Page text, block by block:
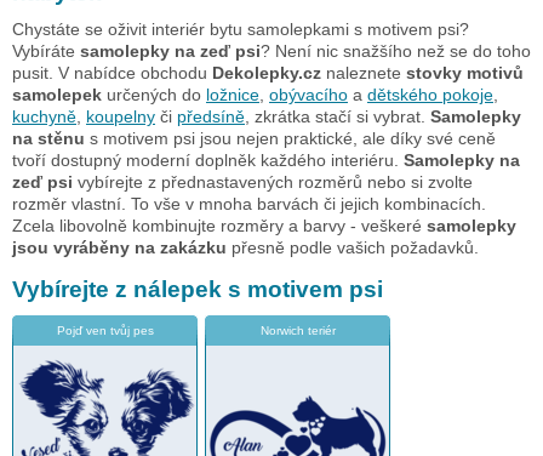
Chystáte se oživit interiér bytu samolepkami s motivem psi?
Vybíráte samolepky na zeď psi? Není nic snažšího než se do toho
pusit. V nabídce obchodu Dekolepky.cz naleznete stovky motivů
samolepek určených do ložnice obývacího a dětského pokoje
kuchyně koupelny či předsíně , zkrátka stačí si vybrat. Samolepky
na stěnu s motivem psi jsou nejen praktické, ale díky své ceně
tvoří dostupný moderní doplněk každého interiéru. Samolepky na
zeď psi vybírejte z přednastavených rozměrů nebo si zvolte
rozměr vlastní. To vše v mnoha barvách či jejich kombinacích.
Zcela libovolně kombinujte rozměry a barvy - veškeré samolepky
jsou vyráběny na zakázku přesně podle vašich požadavků.
Vybírejte z nálepek s motivem psi
Pojď ven tvůj pes Norwich teriér